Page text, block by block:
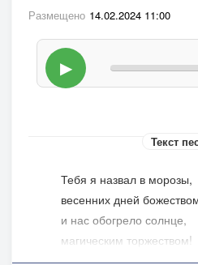
Размещено 14.02.2024 11:00
▶
Текст
Тебя я назвал в морозы,
весенних дней
и нас обогрело солнце,
магическим торжеством!